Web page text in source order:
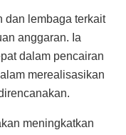
dan lembaga terkait
anggaran. Ia
dalam pencairan
merealisasikan
meningkatkan